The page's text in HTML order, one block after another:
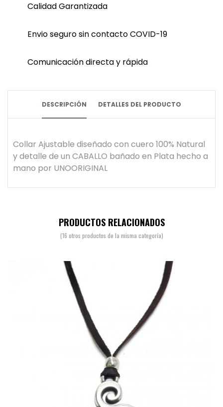
Calidad Garantizada
Envio seguro sin contacto COVID-19
Comunicación directa y rápida
DESCRIPCIÓN DETALLES DEL PRODUCTO
Collar Ajustable diseñado con cuero 100% Natural
y detalle de un CABALLO bañado en Plata hecho a
mano por UNOORIGINAL
PRODUCTOS RELACIONADOS
(16 otros productos de la misma categoría)